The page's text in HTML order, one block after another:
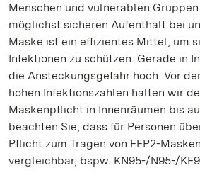
Menschen und vulnerablen
möglichst sicheren Aufenthalt bei
Maske ist ein effizientes Mittel, um
Infektionen zu schützen. Gerade in
die Ansteckungsgefahr hoch. Vor
hohen Infektionszahlen halten wir
Maskenpflicht in Innenräumen bis
beachten Sie, dass für Personen
Pflicht zum Tragen von FFP2-
vergleichbar, bspw. KN95-/N95-/